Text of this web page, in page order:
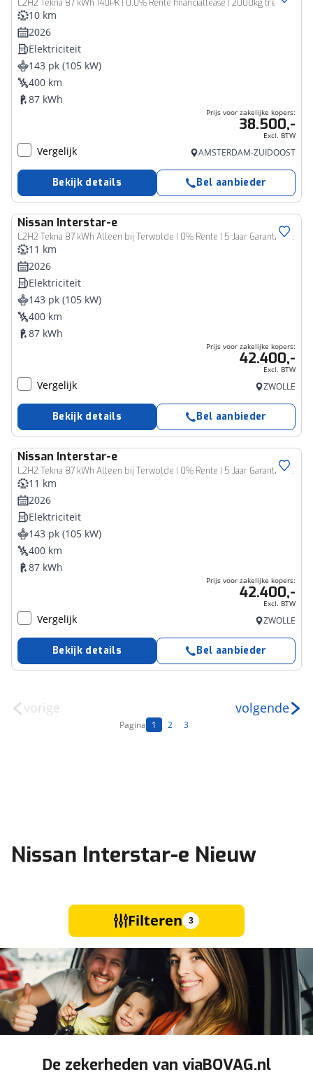
L2H2 Tekna 87 kWh 140PK | 0,0% Rente financiallease | 2000kg trekgewicht | 410km WLTP-actieradius | achteruitrijcamera | Stoelverwarming | Apple-carplay/Android-Auto
10 km
2026
Elektriciteit
143 pk (105 kW)
400 km
87 kWh
Prijs voor zakelijke kopers:
38.500,-
Excl. BTW
Vergelijk AMSTERDAM-ZUIDOOST
Bekijk details Bel aanbieder
Nissan Interstar-e
L2H2 Tekna 87 kWh Alleen bij Terwolde | 0% Rente | 5 Jaar Garantie | 3500 KG | Trekhaak
Bedrijfswagen
11 km
2026
Elektriciteit
143 pk (105 kW)
400 km
87 kWh
Prijs voor zakelijke kopers:
42.400,-
Excl. BTW
Vergelijk ZWOLLE
Bekijk details Bel aanbieder
Nissan Interstar-e
L2H2 Tekna 87 kWh Alleen bij Terwolde | 0% Rente | 5 Jaar Garantie | 3500 KG | Trekhaak
Bedrijfswagen
11 km
2026
Elektriciteit
143 pk (105 kW)
400 km
87 kWh
Prijs voor zakelijke kopers:
42.400,-
Excl. BTW
Vergelijk ZWOLLE
Bekijk details Bel aanbieder
vorige
Pagina 1 2 3
volgende
Nissan Interstar-e Nieuw
Filteren 3
De zekerheden van viaBOVAG.nl